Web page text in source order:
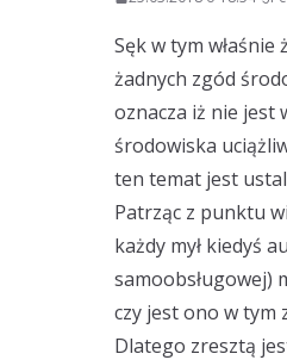
Sęk w tym
żadnych zgód
oznacza iż nie jest
środowiska
ten temat jest
Patrząc z punktu
każdy mył kiedyś
samoobsługowej)
czy jest ono w tym
Dlatego zresztą